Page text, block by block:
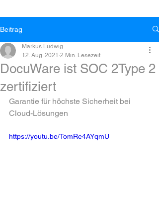
Beitrag
DocuWare ist SOC 2Type 2
zertifiziert
Markus Ludwig
12. Aug. 2021 2 Min. Lesezeit
Garantie für höchste Sicherheit bei
Cloud-Lösungen
https://youtu.be/TomRe4AYqmU